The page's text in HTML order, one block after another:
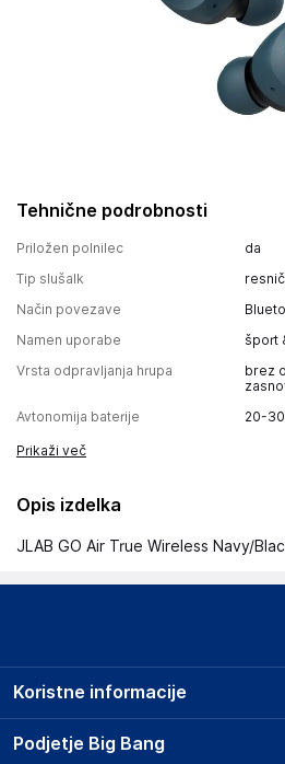
Tehnične podrobnosti
Priložen polnilec
da
Tip slušalk
Način povezave
Namen uporabe
šport
Vrsta odpravljanja hrupa
brez
Avtonomija baterije
20-
Prikaži več
Opis izdelka
JLAB GO Air True Wireless Navy/
Podjetje Big Bang
Koristne informacije
Prodajna mesta